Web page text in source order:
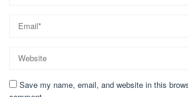
Save my name, email, and website in this